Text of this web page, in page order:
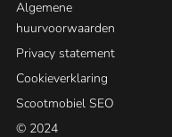
Algemene
huurvoorwaarden
Privacy statement
Cookieverklaring
Scootmobiel SEO
© 2024